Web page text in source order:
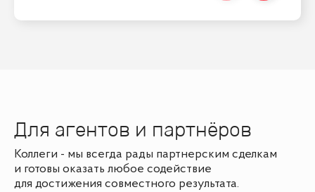
Для агентов и партнёров
Коллеги - мы всегда рады партнерским сделкам
и готовы оказать любое содействие
для достижения совместного результата.